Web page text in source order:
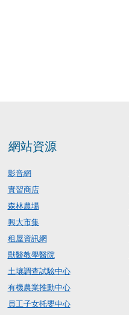
網站資源
影音網
實習商店
森林農場
興大市集
租屋資訊網
獸醫教學醫院
土壤調查試驗中心
有機農業推動中心
員工子女托嬰中心